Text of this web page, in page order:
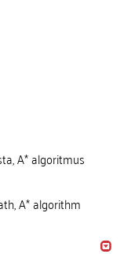
A* algoritmus
A* algorithm